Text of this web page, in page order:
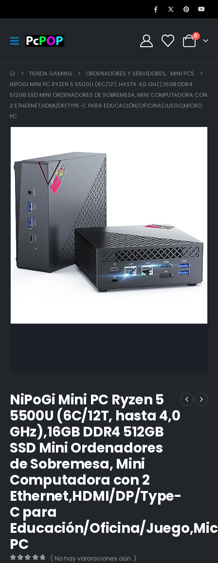
0
TIENDA GAMING ORDENADORES Y SERVIDORES, MINI PCS
NIPOGI MINI PC RYZEN 5 5500U (6C/12T, HASTA 4,0 GHZ),16GB DDR4
512GB SSD MINI ORDENADORES DE SOBREMESA, MINI COMPUTADORA CON
2 ETHERNET,HDMI/DP/TYPE-C PARA EDUCACIÓN/OFICINA/JUEGO,MICRO
PC
NiPoGi Mini PC Ryzen 5
5500U (6C/12T, hasta 4,0
GHz),16GB DDR4 512GB
SSD Mini Ordenadores
de Sobremesa, Mini
Computadora con 2
Ethernet,HDMI/DP/Type-
C para
Educación/Oficina/
PC
( No hay valoraciones aún. )